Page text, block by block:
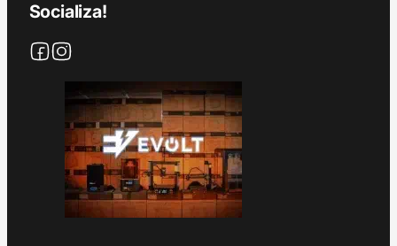
Socializa!